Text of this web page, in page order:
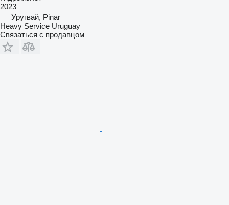
2023
Уругвай, Pinar
Heavy Service Uruguay
Связаться с продавцом